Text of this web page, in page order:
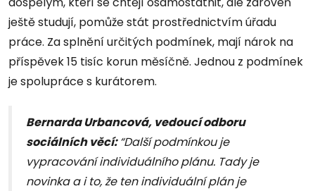
ještě studují, pomůže stát prostřednictvím úřadu
práce. Za splnění určitých podmínek, mají nárok na
příspěvek 15 tisíc korun měsíčně. Jednou z podmínek
je spolupráce s kurátorem.
Bernarda Urbancová, vedoucí odboru
sociálních věcí:“Další podmínkou je
vypracování individuálního plánu. Tady je
novinka a i to, že ten individuální plán je